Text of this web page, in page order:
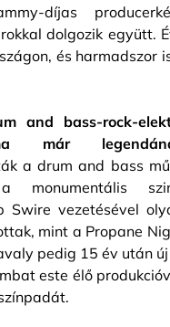
díjas
dolgozik együtt.
és harmadszor
and bass-rock-
már
a drum and bass
Swire vezetésével
mint a Propane
pedig 15 év után
este élő